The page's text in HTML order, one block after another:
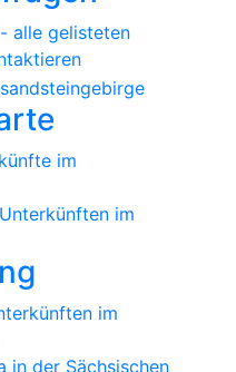
einen
(Art.
nur
alle gelisteten
im
im